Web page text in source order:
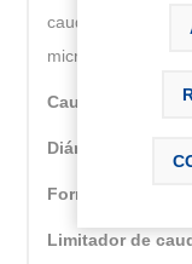
caudal de 8L. En
micro burbuja
Caudal Rain (l/
Diámetro (mm):
Forma:
Limitador de